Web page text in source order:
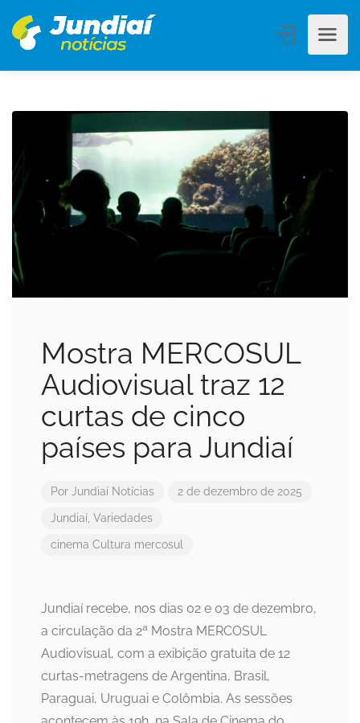
Mostra MERCOSUL
Audiovisual traz 12
curtas de cinco
países para Jundiaí
Por Jundiaí Notícias 2 de dezembro de 2025
Jundiaí, Variedades
cinema Cultura mercosul
Jundiaí recebe, nos dias 02 e 03 de dezembro,
a circulação da 2ª Mostra MERCOSUL
Audiovisual, com a exibição gratuita de 12
curtas-metragens de Argentina, Brasil,
Paraguai, Uruguai e Colômbia. As sessões